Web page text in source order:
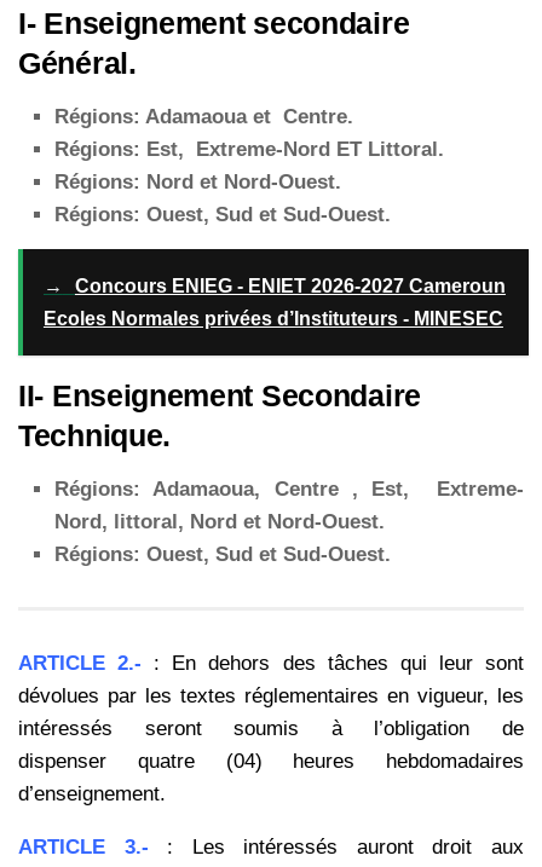
I- Enseignement secondaire
Général.
Régions: Adamaoua et Centre.
Régions: Est, Extreme-Nord ET Littoral.
Régions: Nord et Nord-Ouest.
Régions: Ouest, Sud et Sud-Ouest.
→
Concours ENIEG - ENIET 2026-2027 Cameroun
Ecoles Normales privées d’Instituteurs - MINESEC
II- Enseignement Secondaire
Technique.
Régions: Adamaoua, Centre , Est, Extreme-
Nord, littoral, Nord et Nord-Ouest.
Régions: Ouest, Sud et Sud-Ouest.
ARTICLE 2.- : En dehors des tâches qui leur sont
dévolues par les textes réglementaires en vigueur, les
intéressés seront soumis à l’obligation de
dispenser quatre (04) heures hebdomadaires
d’enseignement.
ARTICLE 3.- : Les intéressés auront droit aux